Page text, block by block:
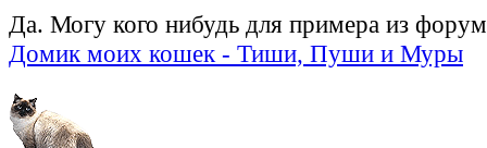
Да. Могу кого нибудь для примера из
Домик моих кошек - Тиши, Пуши и Муры